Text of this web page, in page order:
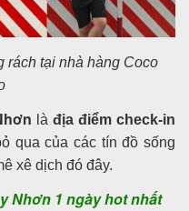
rách tại nhà hàng Coco
là địa điểm check-in
qua của các tín đồ sống
xê dịch đó đây.
Nhơn 1 ngày hot nhất